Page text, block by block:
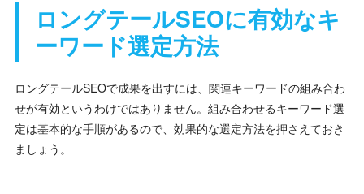
ロングテールSEOに有効なキ
ーワード選定方法
ロングテールSEOで成果を出すには、関連キーワードの組み合わ
せが有効というわけではありません。組み合わせるキーワード選
定は基本的な手順があるので、効果的な選定方法を押さえておき
ましょう。